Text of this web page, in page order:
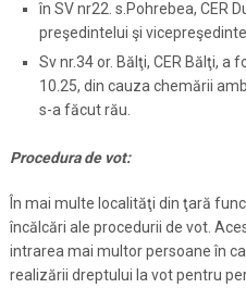
în SV nr22. s.Pohrebea, CER
preşedintelui şi
Sv nr.34 or. Bălţi, CER Bălţi, a
10.25, din cauza chemării
s-a făcut rău.
Procedura de vot:
În mai multe localităţi din ţară
încălcări ale procedurii de vot.
intrarea mai multor persoane în
realizării dreptului la vot pentru